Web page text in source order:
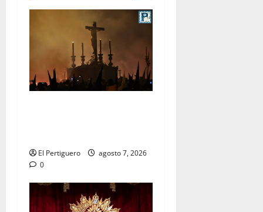
El Pertiguero
agosto 7, 2026
0